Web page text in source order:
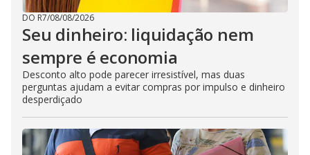
DO R7/08/08/2026
Seu dinheiro: liquidação nem
sempre é economia
Desconto alto pode parecer irresistível, mas duas
perguntas ajudam a evitar compras por impulso e dinheiro
desperdiçado